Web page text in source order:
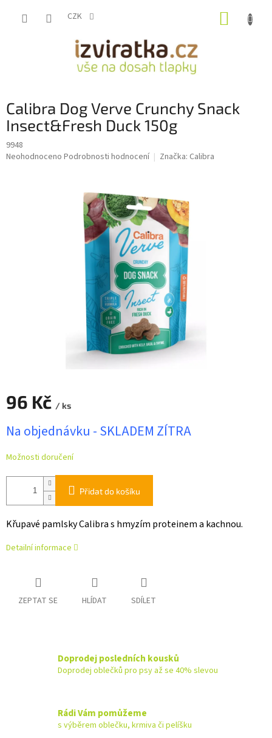
CZK
Calibra Dog Verve Crunchy Snack
Insect&Fresh Duck 150g
9948
Průměrné
Neohodnoceno Podrobnosti hodnocení Značka: Calibra
96 Kč / ks
cena:
Na objednávku - SKLADEM ZÍTRA
Možnosti doručení
Přidat do košíku
Křupavé pamlsky Calibra s hmyzím proteinem a kachnou.
Detailní informace
ZEPTAT SE HLÍDAT SDÍLET
Doprodej posledních kousků
Doprodej oblečků pro psy až se 40% slevou
Rádi Vám pomůžeme
s výběrem oblečku, krmiva či pelíšku